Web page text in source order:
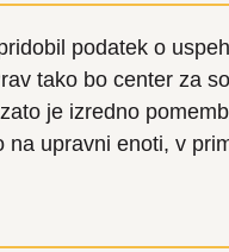
podatek o
tako bo center za
je izredno
upravni enoti, v